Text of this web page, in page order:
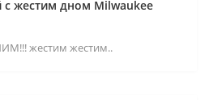
жестим дном Milwaukee
жестим жестим..